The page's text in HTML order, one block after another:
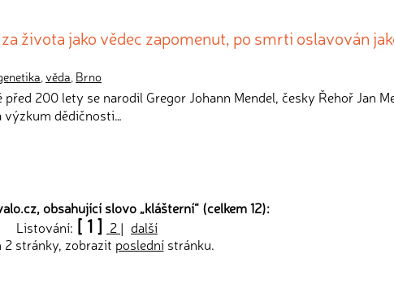
života jako vědec zapomenut, po smrti oslavován
,věda, Brno
před 200 lety se narodil Gregor Johann Mendel, česky Řehoř Jan
výzkum dědičnosti…
obsahující slovo „klášterní“ (celkem 12):
Listování: [ 1 ] 2 | další
2 stránky, zobrazit poslednístránku.